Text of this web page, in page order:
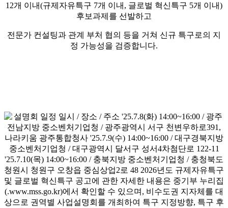
12개 이내(규제자유특구 7개 이내, 글로벌 혁신특구 5개 이내)
후보과제를 선발하고
전문가 컨설팅과 관계 부처 협의 등을 거쳐 신규 특구로의 지
정 가능성을 검증합니다.